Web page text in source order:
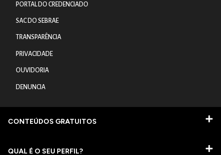
PORTAL DO CREDENCIADO
SAC DO SEBRAE
TRANSPARÊNCIA
PRIVACIDADE
OUVIDORIA
DENUNCIA
CONTEÚDOS GRATUITOS
QUAL É O SEU PERFIL?